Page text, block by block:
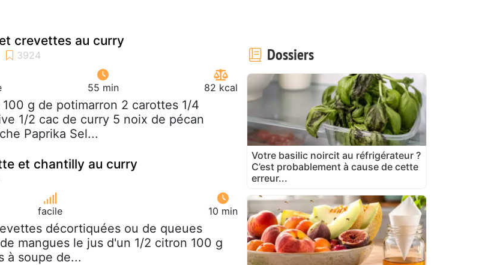
crevettes au curry
55 min 82 kcal
g de potimarron 2 carottes 1/4
1/2 cac de curry 5 noix de pécan
Paprika Sel...
et chantilly au curry
facile 10 min
décortiquées ou de queues
mangues le jus d'un 1/2 citron 100 g
à soupe de...
Dossiers
Votre basilic noircit au réfrigérateur ?
C’est probablement à cause de cette
erreur...